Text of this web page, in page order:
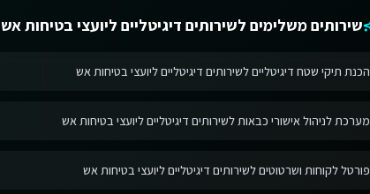
שירותים משלימים לשירותים דיגיטליים ליועצי בטיחות אש
הכנת תיקי שטח דיגיטליים לשירותים דיגיטליים ליועצי בטיחות אש
מערכת לניהול אישורי כבאות לשירותים דיגיטליים ליועצי בטיחות אש
פורטל לקוחות ושרטוטים לשירותים דיגיטליים ליועצי בטיחות אש